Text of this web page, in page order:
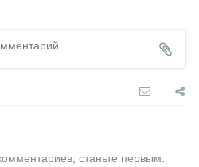
станьте первым.